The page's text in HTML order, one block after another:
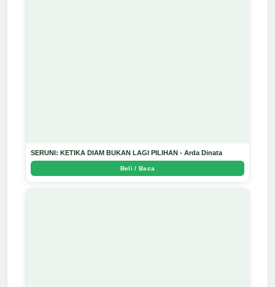
SERUNI: KETIKA DIAM BUKAN LAGI PILIHAN - Arda Dinata
Beli / Baca